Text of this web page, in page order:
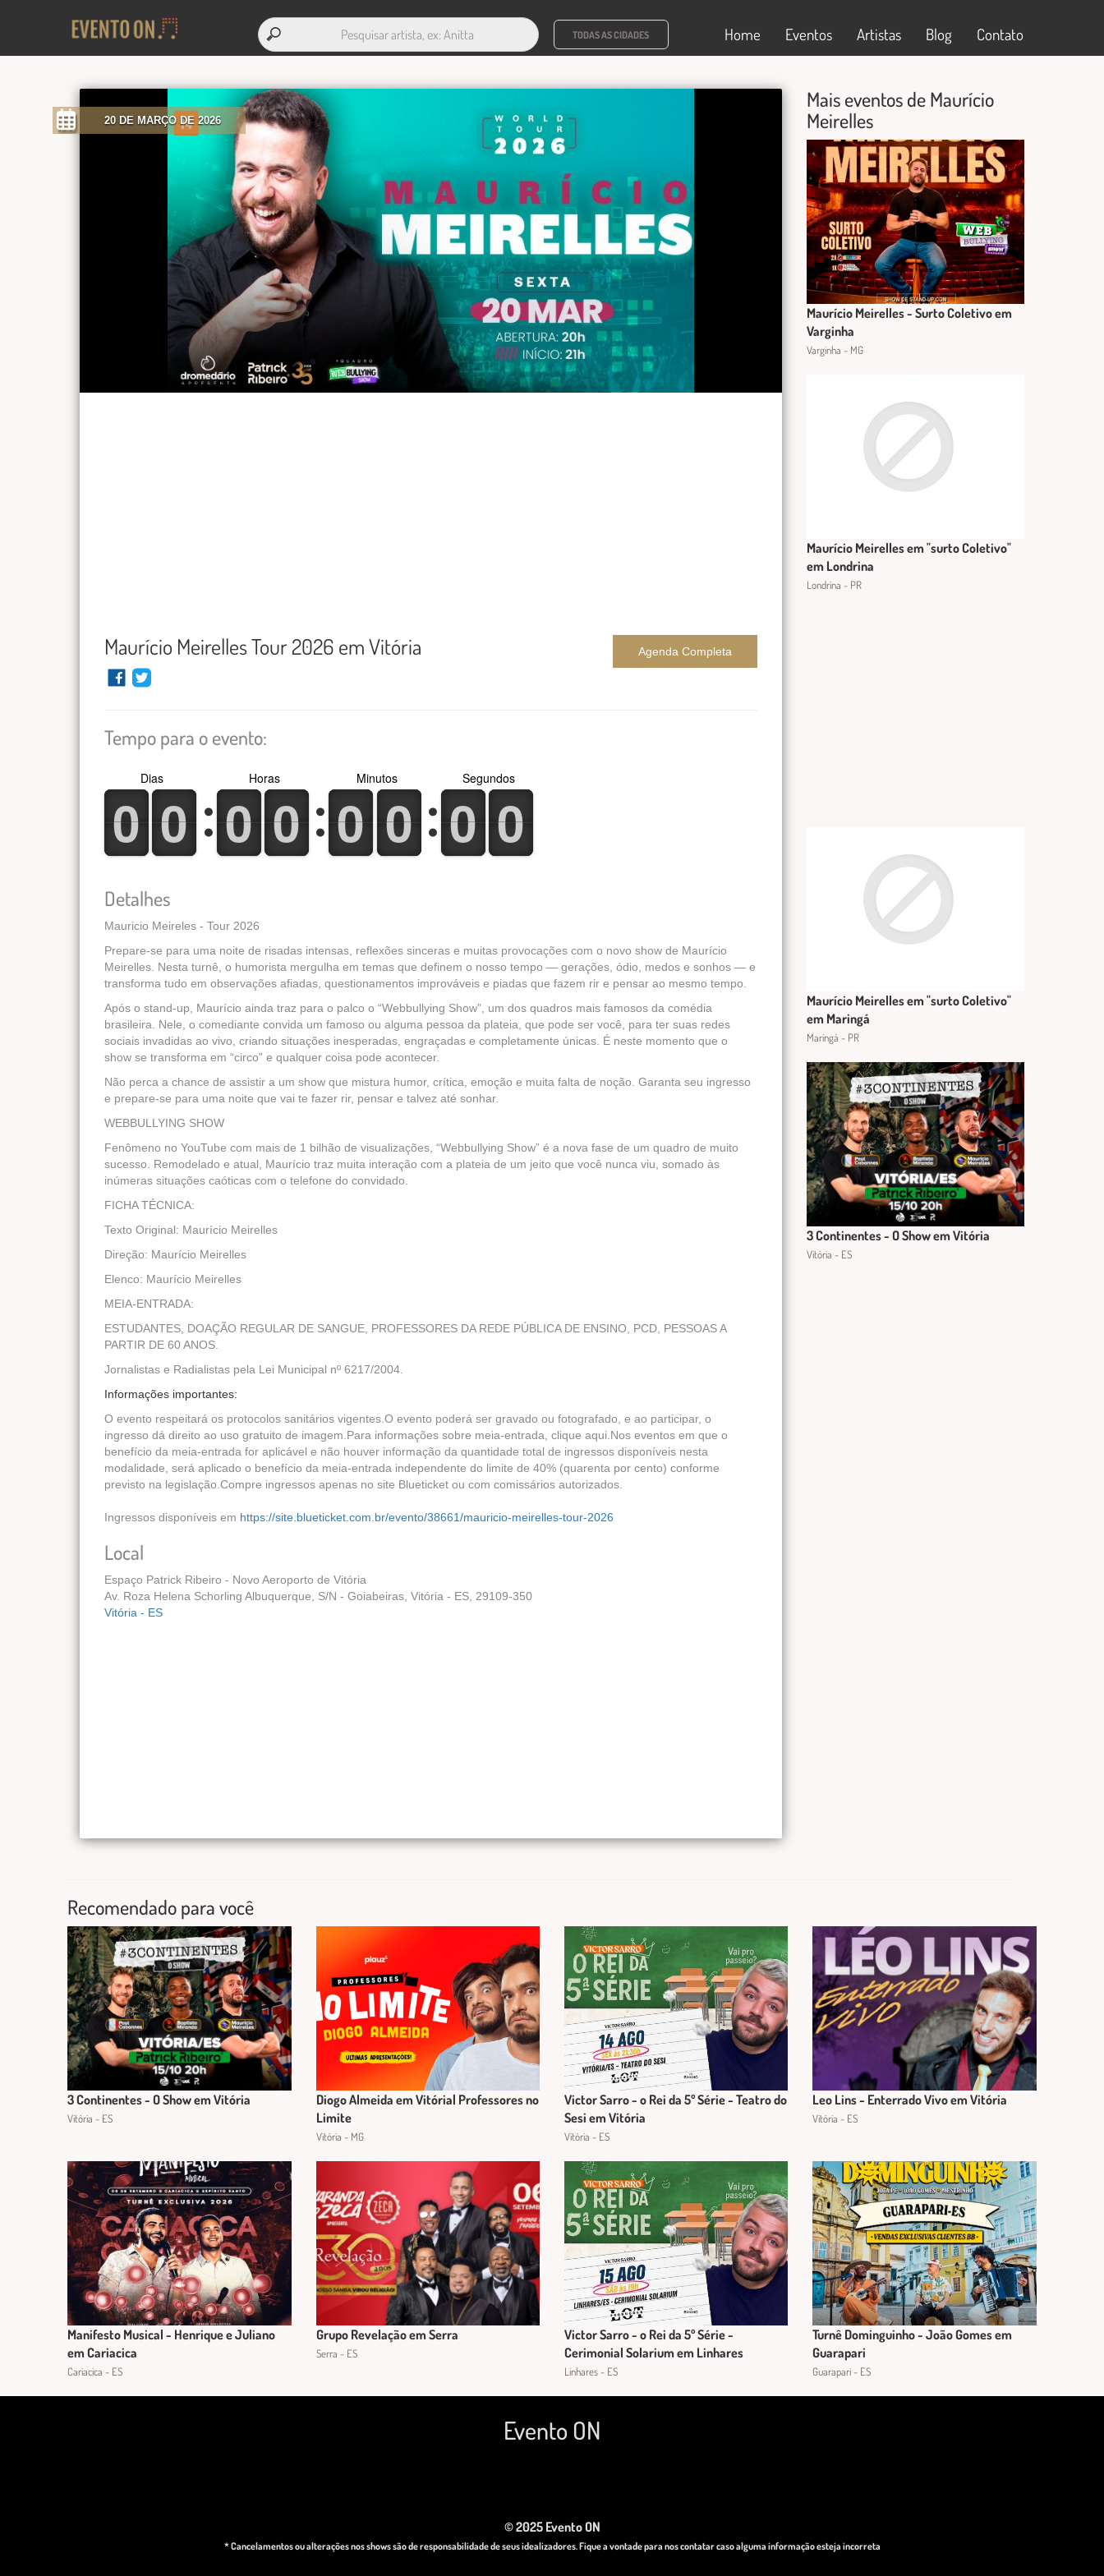
TODAS AS CIDADES Home Eventos Artistas Blog Contato
20 DE MARÇO DE 2026
Maurício Meirelles Tour 2026 em Vitória Agenda Completa
Tempo para o evento:
0
0
1
1 0
0
1
1
Dias
0
0
1
1 0
0
1
1
Horas
0
0
1
1 0
0
1
1
Minutos
0
0
1
1 0
0
1
1
Segundos
Detalhes
Mauricio Meireles - Tour 2026
Prepare-se para uma noite de risadas intensas, reflexões sinceras e muitas provocações com o novo show de Maurício
Meirelles. Nesta turnê, o humorista mergulha em temas que definem o nosso tempo — gerações, ódio, medos e sonhos — e
transforma tudo em observações afiadas, questionamentos improváveis e piadas que fazem rir e pensar ao mesmo tempo.
Após o stand-up, Maurício ainda traz para o palco o “Webbullying Show”, um dos quadros mais famosos da comédia
brasileira. Nele, o comediante convida um famoso ou alguma pessoa da plateia, que pode ser você, para ter suas redes
sociais invadidas ao vivo, criando situações inesperadas, engraçadas e completamente únicas. É neste momento que o
show se transforma em “circo” e qualquer coisa pode acontecer.
Não perca a chance de assistir a um show que mistura humor, crítica, emoção e muita falta de noção. Garanta seu ingresso
e prepare-se para uma noite que vai te fazer rir, pensar e talvez até sonhar.
WEBBULLYING SHOW
Fenômeno no YouTube com mais de 1 bilhão de visualizações, “Webbullying Show” é a nova fase de um quadro de muito
sucesso. Remodelado e atual, Maurício traz muita interação com a plateia de um jeito que você nunca viu, somado às
inúmeras situações caóticas com o telefone do convidado.
FICHA TÉCNICA:
Texto Original: Maurício Meirelles
Direção: Maurício Meirelles
Elenco: Maurício Meirelles
MEIA-ENTRADA:
ESTUDANTES, DOAÇÃO REGULAR DE SANGUE, PROFESSORES DA REDE PÚBLICA DE ENSINO, PCD, PESSOAS A
PARTIR DE 60 ANOS.
Jornalistas e Radialistas pela Lei Municipal nº 6217/2004.
Informações importantes:
O evento respeitará os protocolos sanitários vigentes.O evento poderá ser gravado ou fotografado, e ao participar, o
ingresso dá direito ao uso gratuito de imagem.Para informações sobre meia-entrada, clique aqui.Nos eventos em que o
benefício da meia-entrada for aplicável e não houver informação da quantidade total de ingressos disponíveis nesta
modalidade, será aplicado o benefício da meia-entrada independente do limite de 40% (quarenta por cento) conforme
previsto na legislação.Compre ingressos apenas no site Blueticket ou com comissários autorizados.
Ingressos disponíveis em https://site.blueticket.com.br/evento/38661/mauricio-meirelles-tour-2026
Local
Espaço Patrick Ribeiro - Novo Aeroporto de Vitória
Av. Roza Helena Schorling Albuquerque, S/N - Goiabeiras, Vitória - ES, 29109-350
Vitória - ES
Mais eventos de Maurício
Meirelles
Maurício Meirelles - Surto Coletivo em
Varginha
Varginha - MG
Maurício Meirelles em "surto Coletivo"
em Londrina
Londrina - PR
Maurício Meirelles em "surto Coletivo"
em Maringá
Maringá - PR
3 Continentes - O Show em Vitória
Vitória - ES
Recomendado para você
3 Continentes - O Show em Vitória
Vitória - ES
Diogo Almeida em Vitória| Professores no
Limite
Vitória - MG
Victor Sarro - o Rei da 5º Série - Teatro do
Sesi em Vitória
Vitória - ES
Leo Lins - Enterrado Vivo em Vitória
Vitória - ES
Manifesto Musical - Henrique e Juliano
em Cariacica
Cariacica - ES
Grupo Revelação em Serra
Serra - ES
Victor Sarro - o Rei da 5º Série -
Cerimonial Solarium em Linhares
Linhares - ES
Turnê Dominguinho - João Gomes em
Guarapari
Guarapari - ES
Evento ON
© 2025 Evento ON
* Cancelamentos ou alterações nos shows são de responsabilidade de seus idealizadores. Fique a vontade para nos contatar caso alguma informação esteja incorreta